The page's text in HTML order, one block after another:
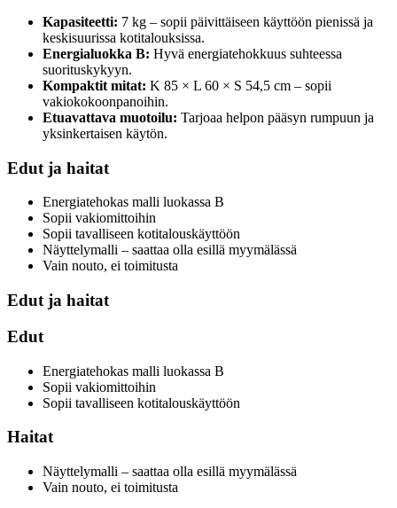
Kapasiteetti: 7 kg – sopii päivittäiseen käyttöön pienissä ja
keskisuurissa kotitalouksissa.
Energialuokka B: Hyvä energiatehokkuus suhteessa
suorituskykyyn.
Kompaktit mitat: K 85 × L 60 × S 54,5 cm – sopii
vakiokokoonpanoihin.
Etuavattava muotoilu: Tarjoaa helpon pääsyn rumpuun ja
yksinkertaisen käytön.
Edut ja haitat
Energiatehokas malli luokassa B
Sopii vakiomittoihin
Sopii tavalliseen kotitalouskäyttöön
Näyttelymalli – saattaa olla esillä myymälässä
Vain nouto, ei toimitusta
Edut ja haitat
Edut
Energiatehokas malli luokassa B
Sopii vakiomittoihin
Sopii tavalliseen kotitalouskäyttöön
Haitat
Näyttelymalli – saattaa olla esillä myymälässä
Vain nouto, ei toimitusta